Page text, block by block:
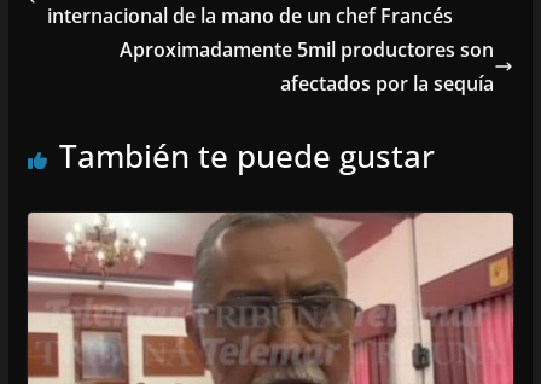
internacional de la mano de un chef Francés
Aproximadamente 5mil productores son
afectados por la sequía
También te puede gustar